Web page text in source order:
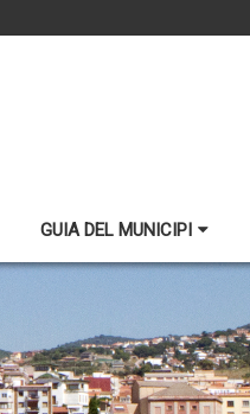
GUIA DEL MUNICIPI